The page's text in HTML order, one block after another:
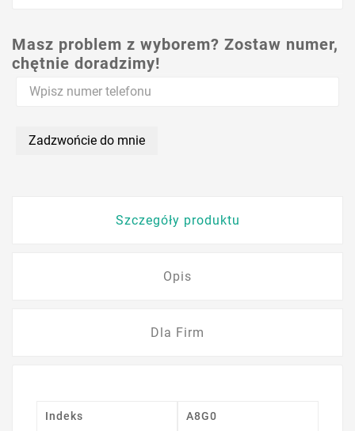
Masz problem z wyborem? Zostaw numer,
chętnie doradzimy!
Zadzwońcie do mnie
Szczegóły produktu
Opis
Dla Firm
Indeks A8G0